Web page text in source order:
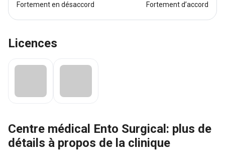
Fortement en désaccord Fortement d’accord
Licences
Centre médical Ento Surgical: plus de
détails à propos de la clinique